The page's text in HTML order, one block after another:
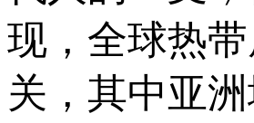
现，全球热
关，其中亚